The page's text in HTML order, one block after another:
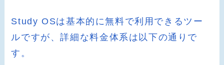
Study OSは基本的に無料で利用できるツー
ルですが、詳細な料金体系は以下の通りで
す。